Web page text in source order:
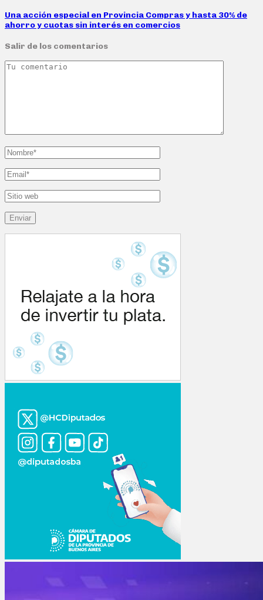
Una acción especial en Provincia Compras y hasta 30% de
ahorro y cuotas sin interés en comercios
Salir de los comentarios